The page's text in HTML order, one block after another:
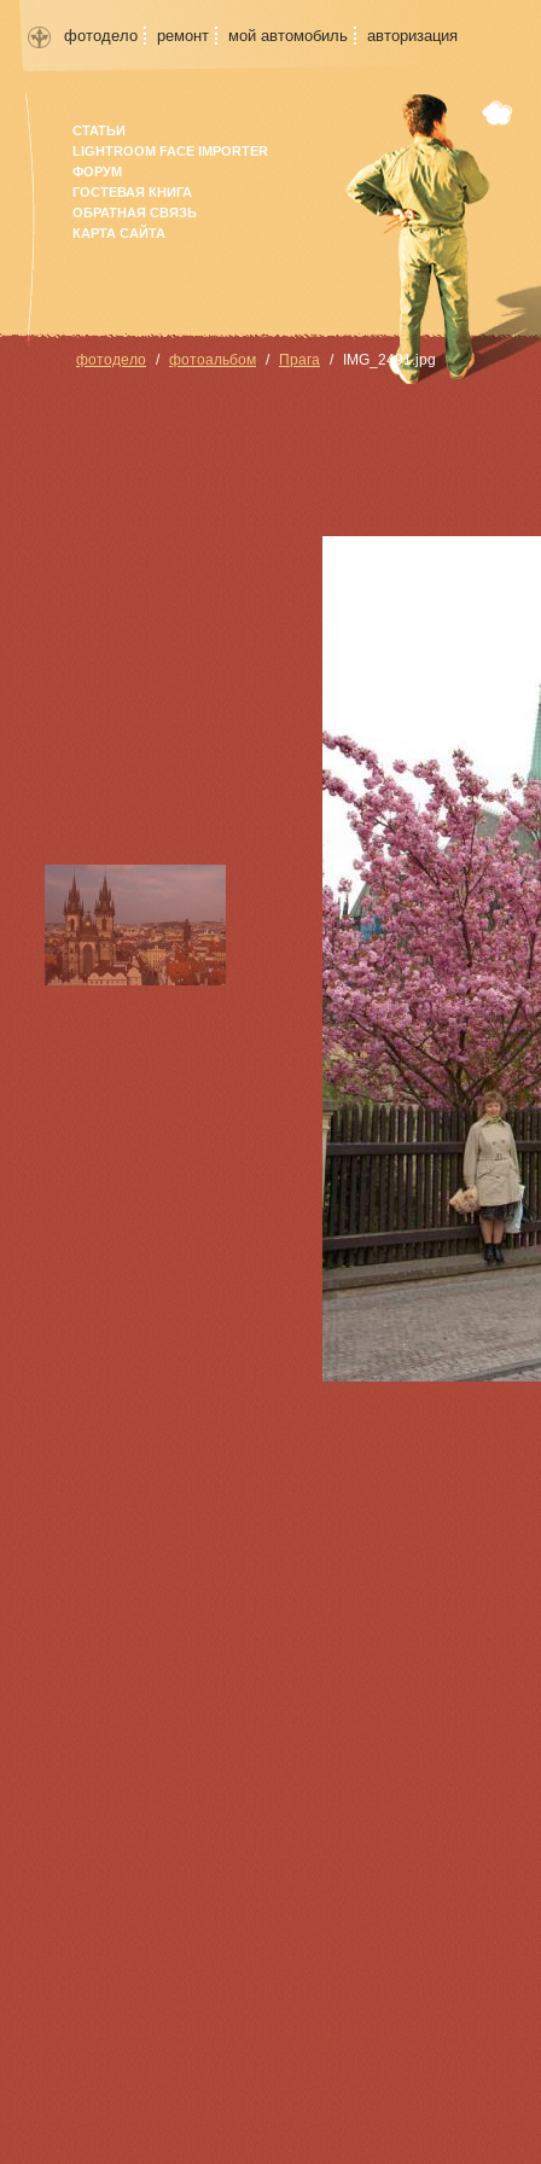
фотодело ремонт мой автомобиль авторизация
СТАТЬИ
LIGHTROOM FACE IMPORTER
ФОРУМ
ГОСТЕВАЯ КНИГА
ОБРАТНАЯ СВЯЗЬ
КАРТА САЙТА
фотодело фотоальбом Прага IMG_2491.jpg